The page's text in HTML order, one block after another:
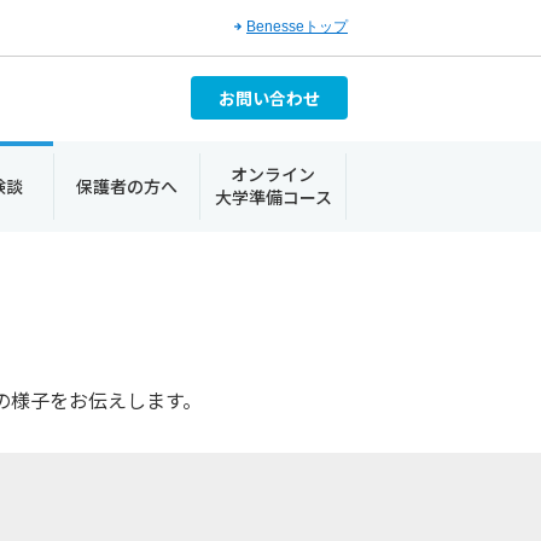
Benesseトップ
お問い合わせ
談 保護者の方へ
オンライン
大学準備コース
子をお伝えします。